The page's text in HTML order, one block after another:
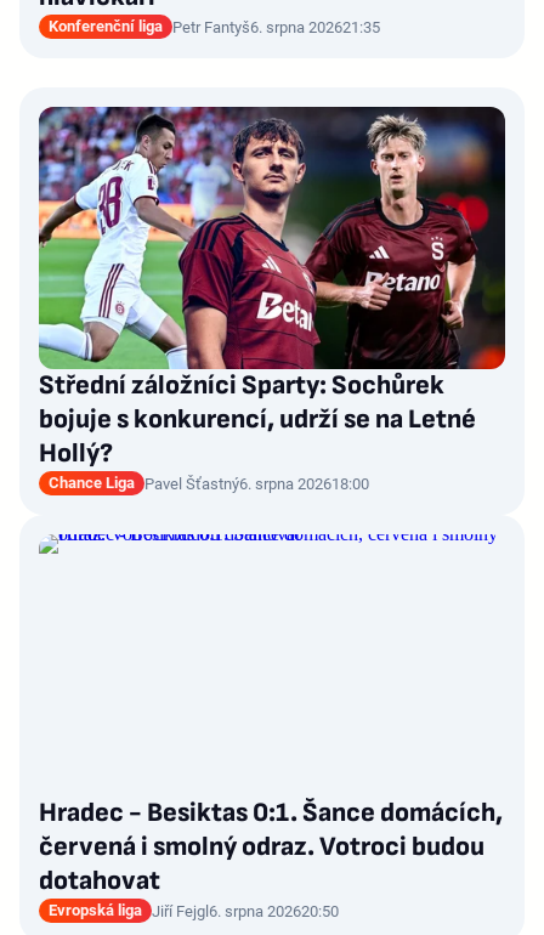
Konferenční liga Petr Fantyš6. srpna 202621:35
Střední záložníci Sparty: Sochůrek
bojuje s konkurencí, udrží se na Letné
Hollý?
Chance Liga Pavel Šťastný6. srpna 202618:00
Hradec - Besiktas 0:1. Šance domácích,
červená i smolný odraz. Votroci budou
dotahovat
Evropská liga Jiří Fejgl6. srpna 202620:50